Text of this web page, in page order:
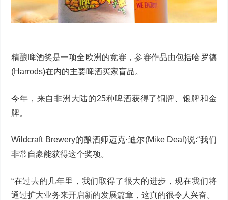
精酿啤酒奖是一项全欧洲的竞赛，参赛作品由包括哈罗德
(Harrods)在内的主要啤酒买家盲品。
今年，来自非洲大陆的25种啤酒获得了铜牌、银牌和金
牌。
Wildcraft Brewery的酿酒师迈克·迪尔(Mike Deal)说:“我们
非常自豪能获得这个奖项。
“在过去的几年里，我们取得了很大的进步，现在我们将
通过扩大业务来开启新的发展篇章，这真的很令人兴奋。